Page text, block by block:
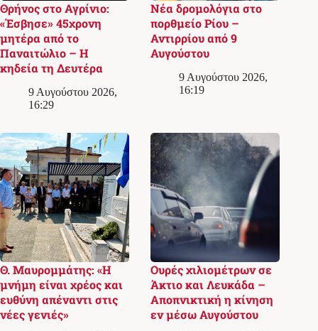
Θρήνος στο Αγρίνιο:
«Έσβησε» 45χρονη
μητέρα από το
Παναιτώλιο – Η
κηδεία τη Δευτέρα
9 Αυγούστου 2026,
16:29
Νέα δρομολόγια στο
πορθμείο Ρίου –
Αντιρρίου από 9
Αυγούστου
9 Αυγούστου 2026,
16:19
Θ. Μαυρομμάτης: «Η
μνήμη είναι χρέος και
ευθύνη απέναντι στις
νέες γενιές»
Ουρές χιλιομέτρων σε
Άκτιο και Λευκάδα –
Αποπνικτική η κίνηση
εν μέσω Αυγούστου